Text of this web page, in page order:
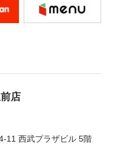
店
11 西武プラザビル 5階